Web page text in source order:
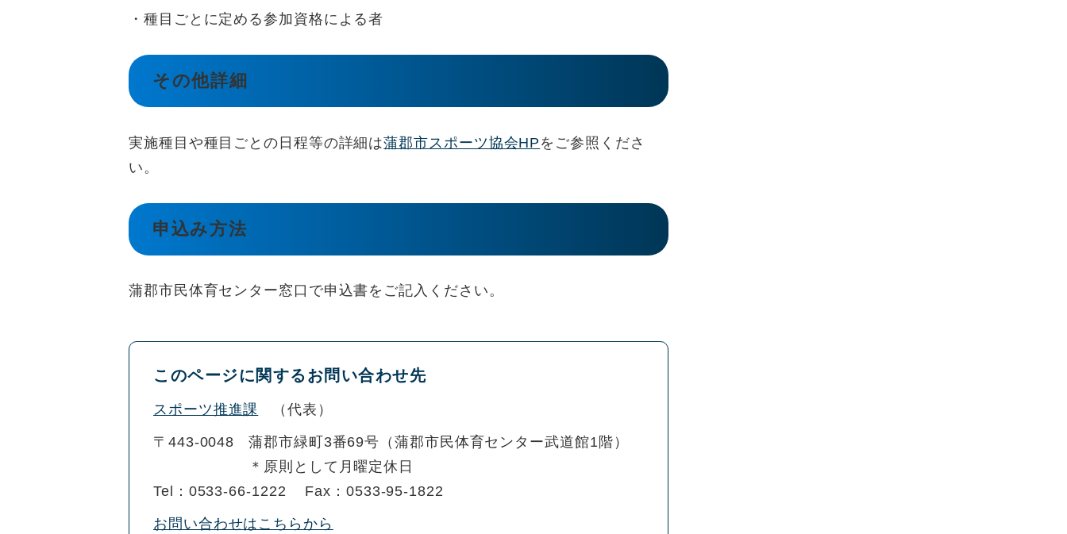
・種目ごとに定める参加資格による者
その他詳細
実施種目や種目ごとの日程等の詳細は蒲郡市スポーツ協会HP をご参照くださ
い。
申込み方法
蒲郡市民体育センター窓口で申込書をご記入ください。
このページに関するお問い合わせ先
スポーツ推進課 代表
〒443-0048
蒲郡市緑町3番69号（蒲郡市民体育センター武道館1階）
＊原則として月曜定休日
Tel：0533-66-1222
Fax：0533-95-1822
お問い合わせはこちらから